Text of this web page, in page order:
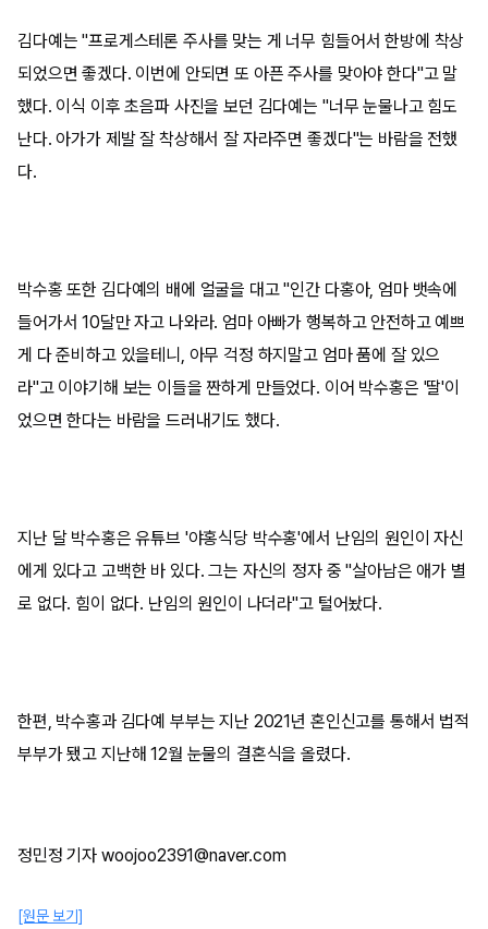
김다예는 "프로게스테론 주사를 맞는 게 너무 힘들어서 한방에 착상
되었으면 좋겠다. 이번에 안되면 또 아픈 주사를 맞아야 한다"고 말
했다. 이식 이후 초음파 사진을 보던 김다예는 "너무 눈물나고 힘도
난다. 아가가 제발 잘 착상해서 잘 자라주면 좋겠다"는 바람을 전했
다.
박수홍 또한 김다예의 배에 얼굴을 대고 "인간 다홍아, 엄마 뱃속에
들어가서 10달만 자고 나와라. 엄마 아빠가 행복하고 안전하고 예쁘
게 다 준비하고 있을테니, 아무 걱정 하지말고 엄마 품에 잘 있으
라"고 이야기해 보는 이들을 짠하게 만들었다. 이어 박수홍은 '딸'이
었으면 한다는 바람을 드러내기도 했다.
지난 달 박수홍은 유튜브 '야홍식당 박수홍'에서 난임의 원인이 자신
에게 있다고 고백한 바 있다. 그는 자신의 정자 중 "살아남은 애가 별
로 없다. 힘이 없다. 난임의 원인이 나더라"고 털어놨다.
한편, 박수홍과 김다예 부부는 지난 2021년 혼인신고를 통해서 법적
부부가 됐고 지난해 12월 눈물의 결혼식을 올렸다.
정민정 기자 woojoo2391@naver.com
[원문 보기]